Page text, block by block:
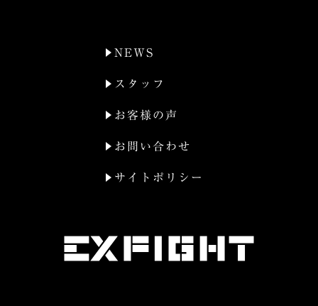
NEWS
スタッフ
お客様の声
お問い合わせ
サイトポリシー